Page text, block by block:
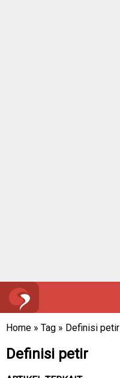
Home » Tag » Definisi petir
Definisi petir